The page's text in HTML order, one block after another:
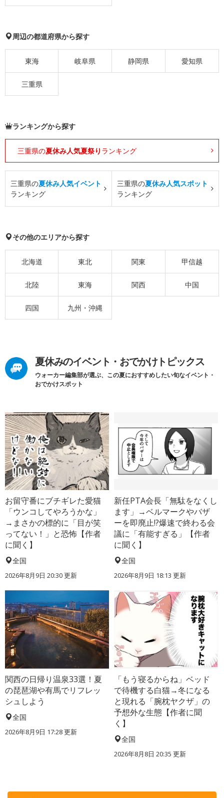
周辺の都道府県から探す
東海 岐阜県 静岡県 愛知県
三重県
ランキングから探す
三重県の夏休み人気夏祭り ランキング
三重県の夏休み人気イベント
ランキング
三重県の夏休み人気スポット
ランキング
その他のエリアから探す
北海道 東北 関東 甲信越
北陸 東海 関西 中国
四国 九州・沖縄
夏休みのイベント・おでかけトピックス
ウォーカー編集部が選ぶ、この夏におすすめしたい旬なイベント・
おでかけスポット
お留守番にブチギレた愛猫
「ウンコしてやろうかな」
→まさかの標的に「目が笑
ってない！」と恐怖【作者
に聞く】
全国
2026年8月9日 20:30更新
新任PTA会長「無駄をなくし
ます」→ベルマークやバザ
ーを即廃止!?爆速で終わる会
議に「有能すぎる」【作者
に聞く】
全国
2026年8月9日 18:13 更新
関西の日帰り温泉33選！夏
の琵琶湖や有馬でリフレッ
シュしよう
全国
2026年8月9日 17:28更新
「もう寝るからね」ベッド
で待機する白猫→冬になる
と現れる「腕枕ヤクザ」の
予想外な生態【作者に聞
く】
全国
2026年8月8日 20:35 更新